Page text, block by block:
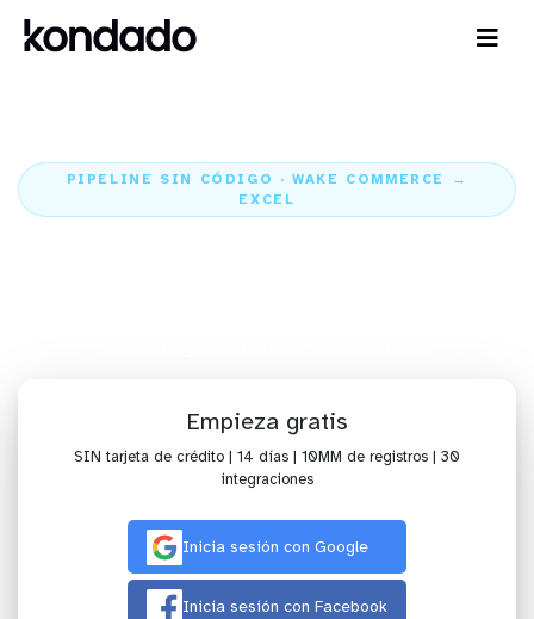
PIPELINE SIN CÓDIGO · WAKE COMMERCE →
EXCEL
Empieza gratis
SIN tarjeta de crédito | 14 días | 10MM de registros | 30
integraciones
Inicia sesión con Google
Inicia sesión con Facebook